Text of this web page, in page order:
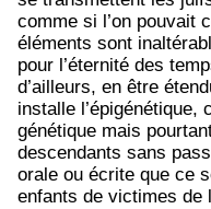
comme si l’on pouvait
éléments sont
pour l’éternité des
d’ailleurs, en être
installe l’épigénétique,
génétique mais
descendants sans
orale ou écrite que ce
enfants de victimes de